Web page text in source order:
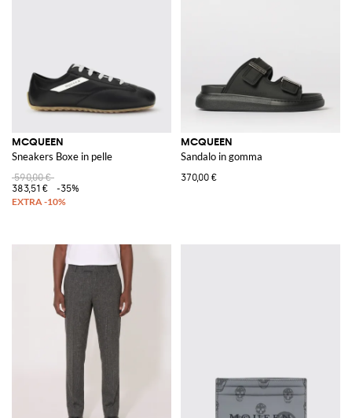
MCQUEEN
Sneakers Boxe in pelle
590,00 €
383,51 €
-35%
MCQUEEN
Sandalo in gomma
370,00 €